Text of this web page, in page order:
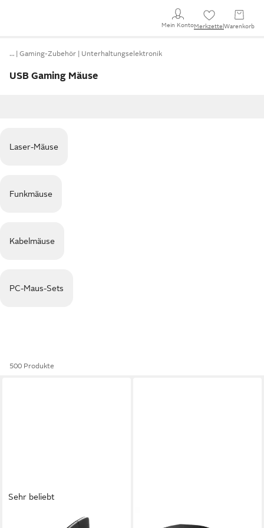
Mein KontoMerkzettel Warenkorb
… Gaming-Zubehör Unterhaltungselektronik
USB Gaming Mäuse
Laser-Mäuse
Funkmäuse
Kabelmäuse
PC-Maus-Sets
500 Produkte
Sehr beliebt